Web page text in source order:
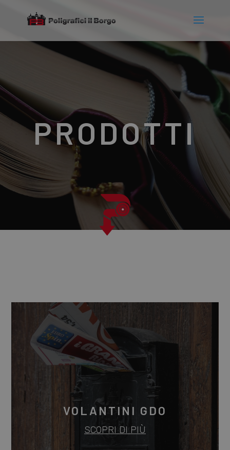
PRODOTTI
VOLANTINI GDO
SCOPRI DI PIÙ